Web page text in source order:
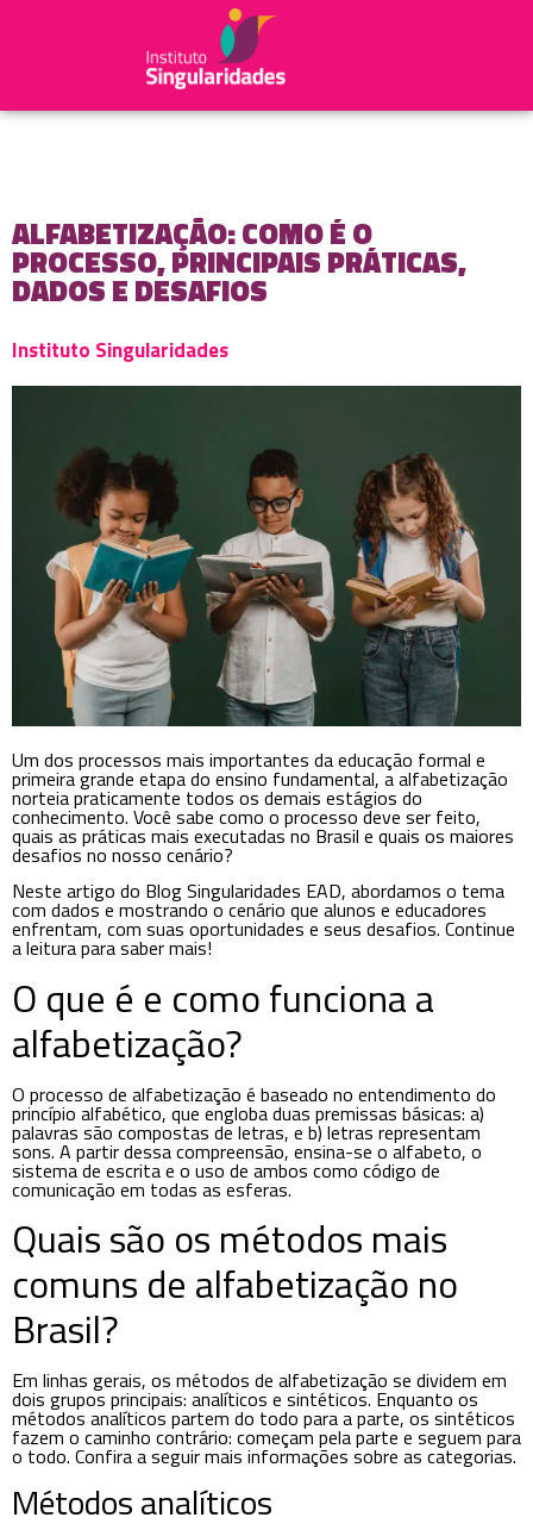
ALFABETIZAÇÃO: COMO É O
PROCESSO, PRINCIPAIS PRÁTICAS,
DADOS E DESAFIOS
Instituto Singularidades
Um dos processos mais importantes da educação formal e
primeira grande etapa do ensino fundamental, a alfabetização
norteia praticamente todos os demais estágios do
conhecimento. Você sabe como o processo deve ser feito,
quais as práticas mais executadas no Brasil e quais os maiores
desafios no nosso cenário?
Neste artigo do Blog Singularidades EAD, abordamos o tema
com dados e mostrando o cenário que alunos e educadores
enfrentam, com suas oportunidades e seus desafios. Continue
a leitura para saber mais!
O que é e como funciona a
alfabetização?
O processo de alfabetização é baseado no entendimento do
princípio alfabético, que engloba duas premissas básicas: a)
palavras são compostas de letras, e b) letras representam
sons. A partir dessa compreensão, ensina-se o alfabeto, o
sistema de escrita e o uso de ambos como código de
comunicação em todas as esferas.
Quais são os métodos mais
comuns de alfabetização no
Brasil?
Em linhas gerais, os métodos de alfabetização se dividem em
dois grupos principais: analíticos e sintéticos. Enquanto os
métodos analíticos partem do todo para a parte, os sintéticos
fazem o caminho contrário: começam pela parte e seguem para
o todo. Confira a seguir mais informações sobre as categorias.
Métodos analíticos